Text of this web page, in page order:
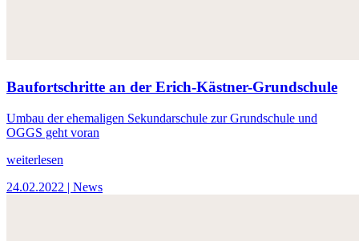
Baufortschritte an der Erich-Kästner-Grundschule
Umbau der ehemaligen Sekundarschule zur Grundschule und
OGGS geht voran
weiterlesen
24.02.2022 | News